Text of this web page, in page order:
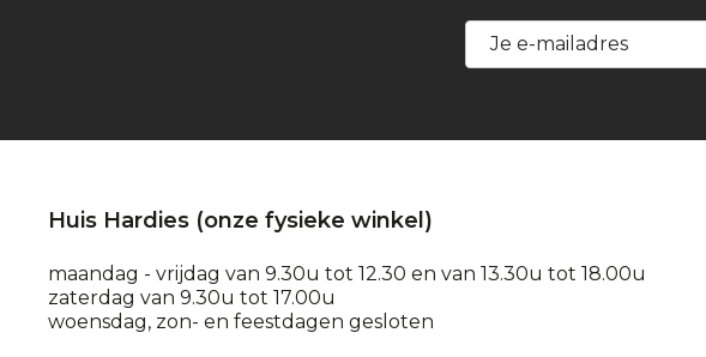
Huis Hardies (onze fysieke winkel)
maandag - vrijdag van 9.30u tot 12.30 en van 13.30u tot 18.00u
zaterdag van 9.30u tot 17.00u
woensdag, zon- en feestdagen gesloten